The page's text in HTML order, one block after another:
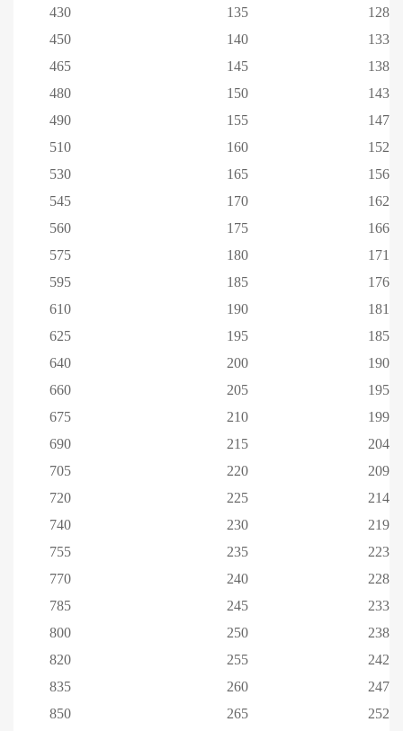
430
135
128
450
140
133
465
145
138
480
150
143
490
155
147
510
160
152
530
165
156
545
170
162
560
175
166
575
180
171
595
185
176
610
190
181
625
195
185
640
200
190
660
205
195
675
210
199
690
215
204
705
220
209
720
225
214
740
230
219
755
235
223
770
240
228
785
245
233
800
250
238
820
255
242
835
260
247
850
265
252